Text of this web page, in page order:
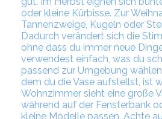
oder kleine Kürbisse. Zur
Tannenzweige, Kugeln oder
Dadurch verändert sich die
ohne dass du immer neue
verwendest einfach, was du
passend zur Umgebung
dem du die Vase aufstellst, ist
Wohnzimmer sieht eine große
während auf der Fensterbank
kleine Modelle passen. Achte